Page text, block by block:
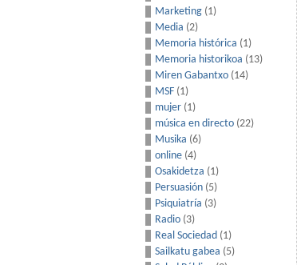
Marketing (1)
Media (2)
Memoria histórica (1)
Memoria historikoa (13)
Miren Gabantxo (14)
MSF (1)
mujer (1)
música en directo (22)
Musika (6)
online (4)
Osakidetza (1)
Persuasión (5)
Psiquiatría (3)
Radio (3)
Real Sociedad (1)
Sailkatu gabea (5)